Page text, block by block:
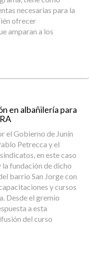
necesarias para la
ofrecer
amparan a los
en albañilería para
el Gobierno de Junín
Petrecca y el
en este caso
fundación de dicho
barrio San Jorge con
y cursos
Desde el gremio
a esta
del curso